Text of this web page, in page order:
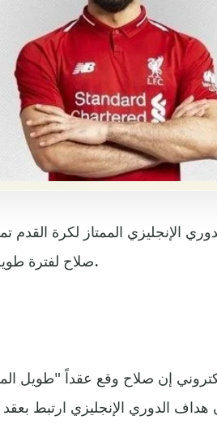
الإنجليزي الممتاز لكرة
صلاح لفترة طويلة بعد تألقه في موسمه الأول.
إن صلاح وقع عقداً "طويل